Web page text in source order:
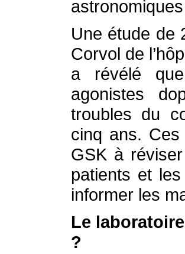
Une étude de
Corvol de
a révélé
agonistes
troubles du
cinq ans. Ces
GSK à
patients et
informer les
Le
?